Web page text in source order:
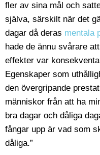
fler av sina mål och
själva, särskilt när det
dagar då deras mentala
hade de ännu svårare
effekter var
Egenskaper som
den övergripande
människor från att ha
bra dagar och dåliga
fångar upp är vad som
dåliga.”